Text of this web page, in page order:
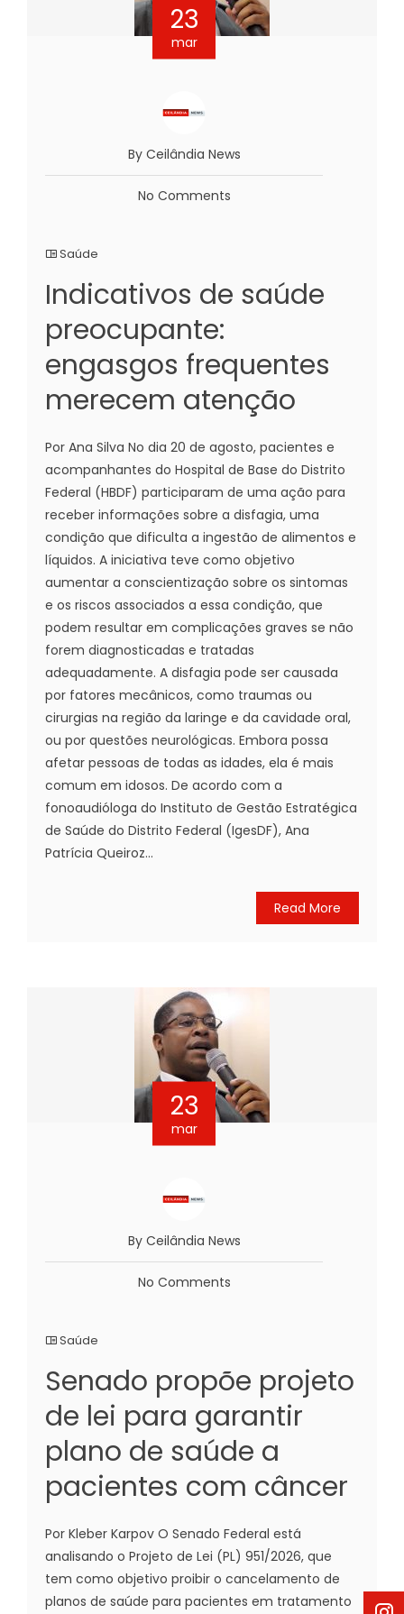
23
mar
By Ceilândia News
No Comments
Saúde
Indicativos de saúde
preocupante:
engasgos frequentes
merecem atenção
Por Ana Silva No dia 20 de agosto, pacientes e
acompanhantes do Hospital de Base do Distrito
Federal (HBDF) participaram de uma ação para
receber informações sobre a disfagia, uma
condição que dificulta a ingestão de alimentos e
líquidos. A iniciativa teve como objetivo
aumentar a conscientização sobre os sintomas
e os riscos associados a essa condição, que
podem resultar em complicações graves se não
forem diagnosticadas e tratadas
adequadamente. A disfagia pode ser causada
por fatores mecânicos, como traumas ou
cirurgias na região da laringe e da cavidade oral,
ou por questões neurológicas. Embora possa
afetar pessoas de todas as idades, ela é mais
comum em idosos. De acordo com a
fonoaudióloga do Instituto de Gestão Estratégica
de Saúde do Distrito Federal (IgesDF), Ana
Patrícia Queiroz...
Read More
23
mar
By Ceilândia News
No Comments
Saúde
Senado propõe projeto
de lei para garantir
plano de saúde a
pacientes com câncer
Por Kleber Karpov O Senado Federal está
analisando o Projeto de Lei (PL) 951/2026, que
tem como objetivo proibir o cancelamento de
planos de saúde para pacientes em tratamento